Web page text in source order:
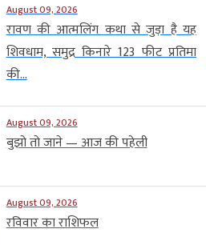
August 09, 2026
रावण की आत्मलिंग कथा से जुड़ा है यह
शिवधाम, समुद्र किनारे 123 फीट प्रतिमा
की...
August 09, 2026
बुझो तो जाने — आज की पहेली
August 09, 2026
रविवार का राशिफल